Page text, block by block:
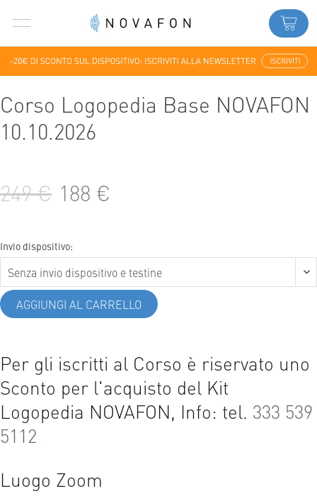
Corso Logopedia Base NOVAFON
10.10.2026
188 €
249 €
Invio dispositivo:
AGGIUNGI AL CARRELLO
Per gli iscritti al Corso è riservato uno
Sconto per l'acquisto del Kit
Logopedia NOVAFON, Info: tel. 333 539
5112
Luogo Zoom